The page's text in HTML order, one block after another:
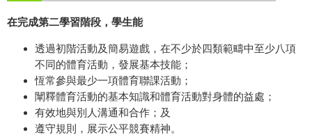
在完成第二學習階段，學生能
透過初階活動及簡易遊戲，在不少於四類範疇中至少八項
不同的體育活動，發展基本技能；
恆常參與最少一項體育聯課活動；
闡釋體育活動的基本知識和體育活動對身體的益處；
有效地與別人溝通和合作；及
遵守規則，展示公平競賽精神。